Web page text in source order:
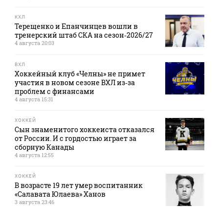
КХЛ
Терещенко и Епанчинцев вошли в
тренерский штаб СКА на сезон‑2026/27
4 августа 20:03
ВХЛ
Хоккейный клуб «Челны» не примет
участия в новом сезоне ВХЛ из‑за
проблем с финансами
4 августа 15:31
ХОККЕЙ
Сын знаменитого хоккеиста отказался
от России. И с гордостью играет за
сборную Канады
4 августа 12:55
ХОККЕЙ
В возрасте 19 лет умер воспитанник
«Салавата Юлаева» Ханов
3 августа 23:46